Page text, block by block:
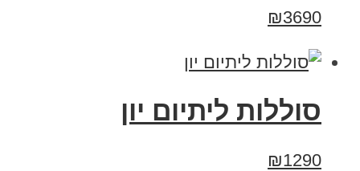
₪3690
סוללות ליתיום יון
₪1290